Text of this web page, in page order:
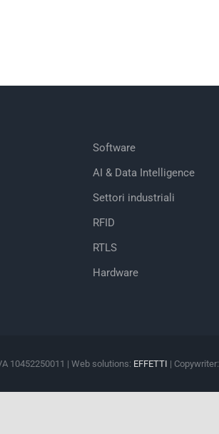
Software
AI & Data Intelligence
Settori industriali
RFID
RTLS
Hardware
10452250011 | Web solutions: EFFETTI | Copywriter: